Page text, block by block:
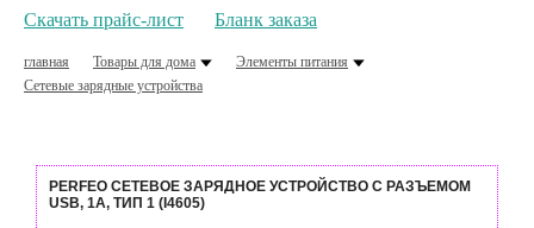
Скачать прайс-лист Бланк заказа
главная Товары для дома
Элементы питания
Сетевые зарядные устройства
PERFEO СЕТЕВОЕ ЗАРЯДНОЕ УСТРОЙСТВО С РАЗЪЕМОМ
USB, 1А, ТИП 1 (I4605)